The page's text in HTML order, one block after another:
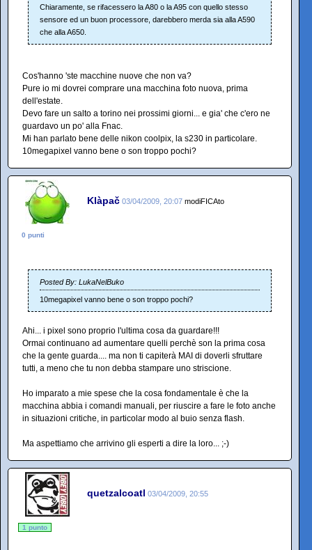
Chiaramente, se rifacessero la A80 o la A95 con quello stesso
sensore ed un buon processore, darebbero merda sia alla A590
che alla A650.
Cos'hanno 'ste macchine nuove che non va?
Pure io mi dovrei comprare una macchina foto nuova, prima
dell'estate.
Devo fare un salto a torino nei prossimi giorni... e gia' che c'ero ne
guardavo un po' alla Fnac.
Mi han parlato bene delle nikon coolpix, la s230 in particolare.
10megapixel vanno bene o son troppo pochi?
Klàpač 03/04/2009, 20:07 modiFICAto
0 punti
Posted By: LukaNelBuko
10megapixel vanno bene o son troppo pochi?
Ahi... i pixel sono proprio l'ultima cosa da guardare!!!
Ormai continuano ad aumentare quelli perchè son la prima cosa
che la gente guarda.... ma non ti capiterà MAI di doverli sfruttare
tutti, a meno che tu non debba stampare uno striscione.
Ho imparato a mie spese che la cosa fondamentale è che la
macchina abbia i comandi manuali, per riuscire a fare le foto anche
in situazioni critiche, in particolar modo al buio senza flash.
Ma aspettiamo che arrivino gli esperti a dire la loro... ;-)
quetzalcoatl 03/04/2009, 20:55
1 punto